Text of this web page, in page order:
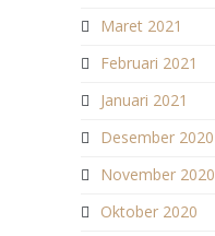
Maret 2021
Februari 2021
Januari 2021
Desember 2020
November 2020
Oktober 2020